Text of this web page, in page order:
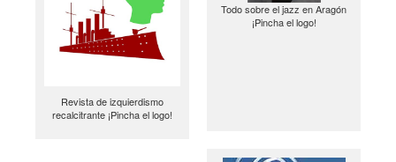
Revista de izquierdismo
recalcitrante ¡Pincha el logo!
Todo sobre el jazz en Aragón
¡Pincha el logo!